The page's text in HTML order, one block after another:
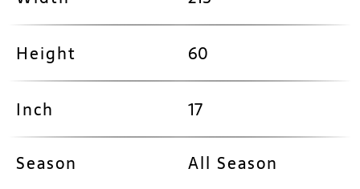
Height 60
Inch 17
Season All Season